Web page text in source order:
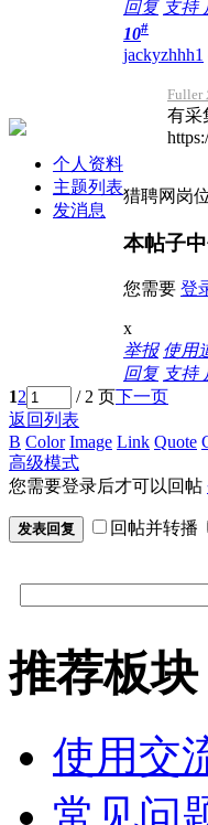
回复 支持
个人资料
主题列表
发消息
10#
jackyzhhh1
Fuller
有采
猎聘网岗
本帖子
您需要 登
x
举报 使用
回复 支持
12 / 2 页下一页
返回列表
B Color Image Link Quote
高级模式
您需要登录后才可以回帖
发表回复 回帖并转播
推荐板块
使用交